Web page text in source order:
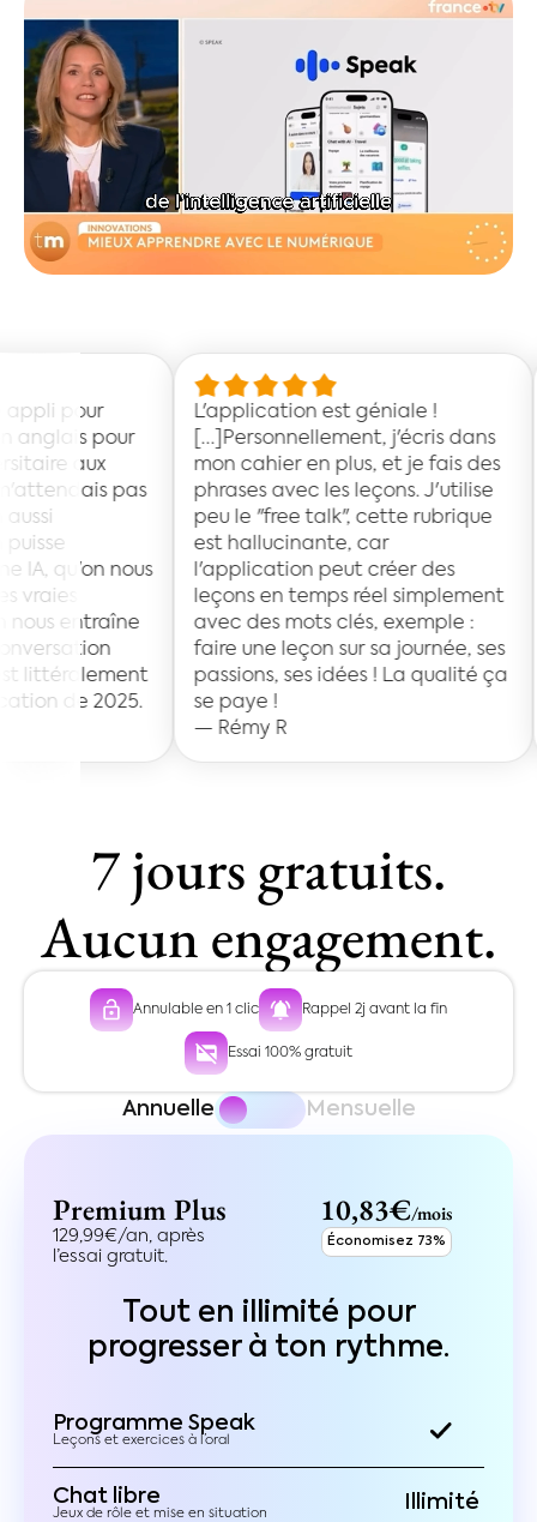
L'application est géniale !
[...]Personnellement, j'écris dans
mon cahier en plus, et je fais des
phrases avec les leçons. J'utilise
peu le "free talk", cette rubrique
est hallucinante, car
l'application peut créer des
leçons en temps réel simplement
avec des mots clés, exemple :
faire une leçon sur sa journée, ses
passions, ses idées ! La qualité ça
se paye !
— Yacine
7 jours gratuits.
Aucun engagement.
Annulable en 1 clic Rappel 2j avant la fin
Essai 100% gratuit
Annuelle Mensuelle
Premium Plus
129,99€/an, après
l’essai gratuit.
10,83€/mois
Économisez 73%
Tout en illimité pour
progresser à ton rythme.
Programme Speak
Leçons et exercices à l’oral
Chat libre
Jeux de rôle et mise en situation Illimité